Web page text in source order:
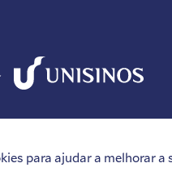
para ajudar a melhorar a